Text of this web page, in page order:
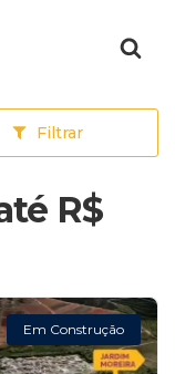
Filtrar
R$
Em Construção